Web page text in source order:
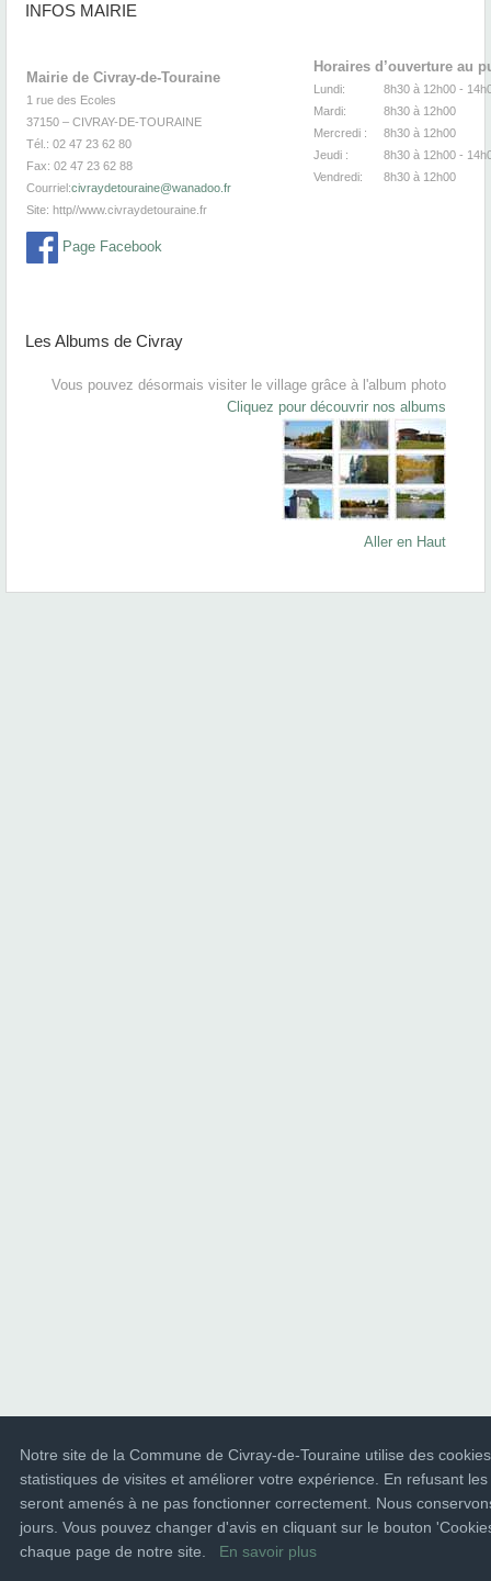
INFOS MAIRIE
Mairie de Civray-de-Touraine
1 rue des Ecoles
37150 – CIVRAY-DE-TOURAINE
Tél.: 02 47 23 62 80
Fax: 02 47 23 62 88
Courriel:civraydetouraine@wanadoo.fr
Site: http//www.civraydetouraine.fr
Page Facebook
Horaires d’ouverture au
Lundi:
8h30 à 12h00 -
Mardi:
8h30 à
Mercredi :
8h30 à
Jeudi :
8h30 à 12h00 -
Vendredi:
8h30 à
Les Albums de Civray
Vous pouvez désormais visiter le village grâce à l'album photo
Cliquez pour découvrir nos albums
Aller en Haut
Notre site de la Commune de Civray-de-Touraine utilise des
statistiques de visites et améliorer votre expérience. En refusant
seront amenés à ne pas fonctionner correctement. Nous
jours. Vous pouvez changer d'avis en cliquant sur le bouton
chaque page de notre site. En savoir plus